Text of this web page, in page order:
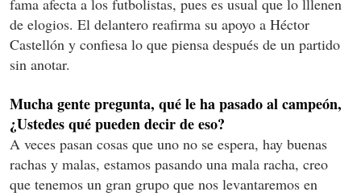
de elogios. El delantero reafirma su apoyo a Héctor
Castellón y confiesa lo que piensa después de un partido
sin anotar.
Mucha gente pregunta, qué le ha pasado al campeón,
¿Ustedes qué pueden decir de eso?
A veces pasan cosas que uno no se espera, hay buenas
rachas y malas, estamos pasando una mala racha, creo
que tenemos un gran grupo que nos levantaremos en